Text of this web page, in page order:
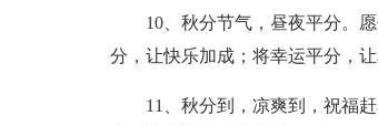
10、秋分节气，昼夜平分。
分，让快乐加成；将幸运平分，
11、秋分到，凉爽到，祝福